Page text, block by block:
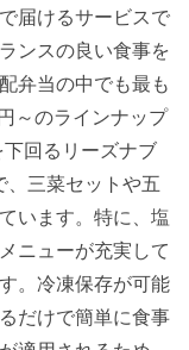
届けるサービスで
ンスの良い食事を
弁当の中でも最も
～のラインナップ
回るリーズナブ
、三菜セットや五
います。特に、塩
ニューが充実して
。冷凍保存が可能
だけで簡単に食事